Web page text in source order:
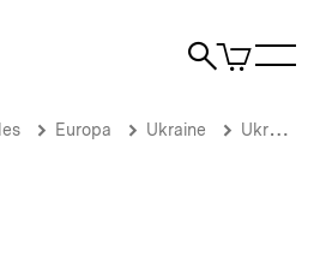
Suche
Artikel
im
Europa Ukraine Ukraine-Analysen: Archiv 2022